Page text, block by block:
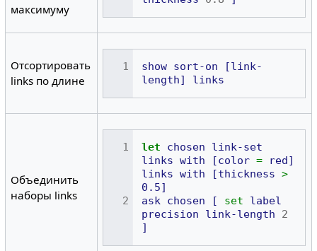
максимуму
Отсортировать
links по длине
show sort-on
[link-
length]
links
Объединить
наборы links
let chosen
link-set
links with [color =
red]
links with [thickness >
0.5]
ask chosen [ set
label
precision
link-length
2
]